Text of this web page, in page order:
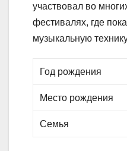
участвовал во
фестивалях, где
музыкальную
Год рождения
Место рождения
Семья